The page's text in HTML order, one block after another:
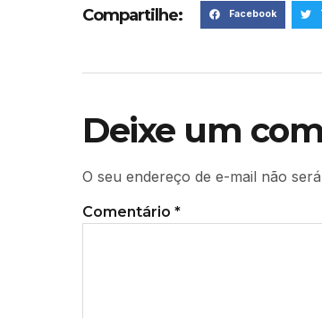
Compartilhe: Facebook
Deixe um
O seu endereço de e-mail não
Comentário *